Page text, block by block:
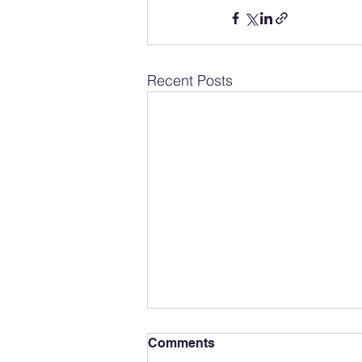
Recent Posts
Comments